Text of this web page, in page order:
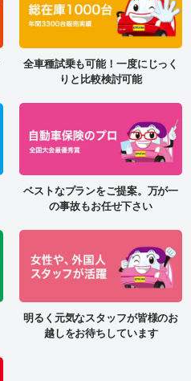
全車種試乗も可能！一度にじっく
りと比較検討可能
ベストなプランをご提案。万が一
の事故もお任せ下さい
明るく元気なスタッフが皆様のお
越しをお待ちしています